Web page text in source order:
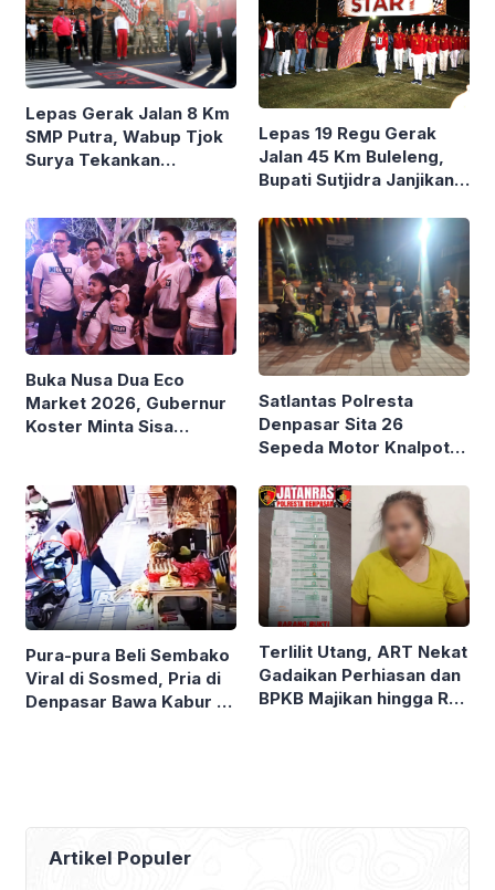
Lepas Gerak Jalan 8 Km
SMP Putra, Wabup Tjok
Surya Tekankan
Lepas 19 Regu Gerak
Jalan 45 Km Buleleng,
Bupati Sutjidra Janjikan
Tahun Depan
Buka Nusa Dua Eco
Market 2026, Gubernur
Koster Minta Sisa
ke Warga
Satlantas Polresta
Denpasar Sita 26
Sepeda Motor Knalpot
Pura-pura Beli Sembako
Viral di Sosmed, Pria di
Denpasar Bawa Kabur 6
Terlilit Utang, ART Nekat
Gadaikan Perhiasan dan
BPKB Majikan hingga Rp
Artikel Populer